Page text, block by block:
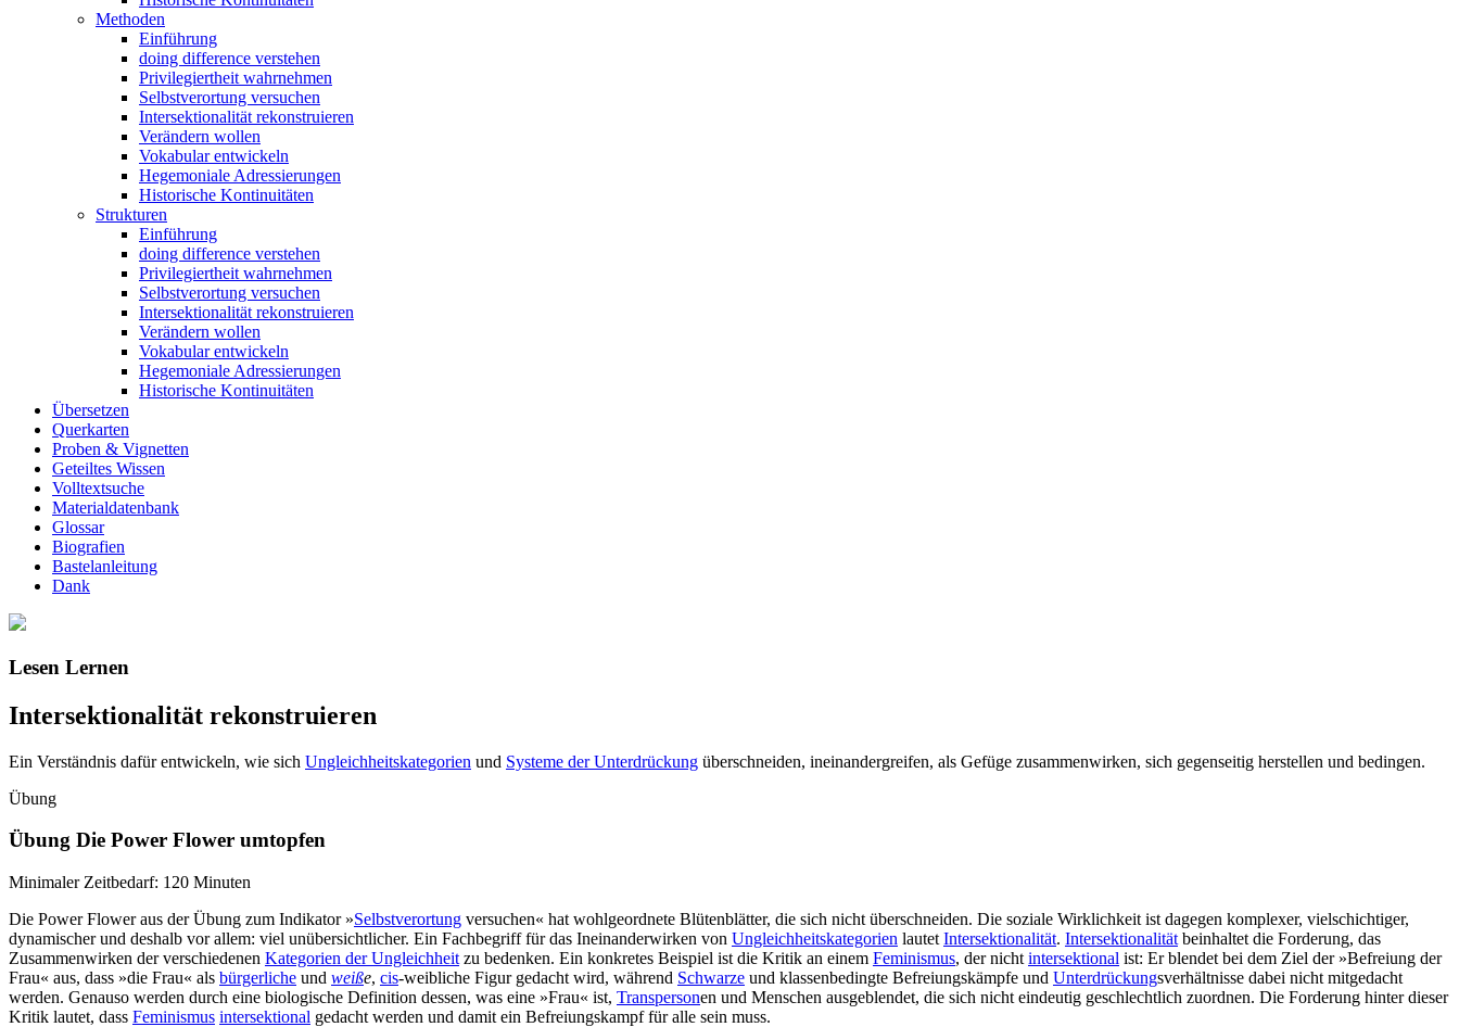
Methoden
Einführung
doing difference verstehen
Privilegiertheit wahrnehmen
Selbstverortung versuchen
Intersektionalität rekonstruieren
Verändern wollen
Vokabular entwickeln
Hegemoniale Adressierungen
Historische Kontinuitäten
Strukturen
Einführung
doing difference verstehen
Privilegiertheit wahrnehmen
Selbstverortung versuchen
Intersektionalität rekonstruieren
Verändern wollen
Vokabular entwickeln
Hegemoniale Adressierungen
Historische Kontinuitäten
Übersetzen
Querkarten
Proben & Vignetten
Geteiltes Wissen
Volltextsuche
Materialdatenbank
Glossar
Biografien
Bastelanleitung
Dank
Lesen Lernen
Intersektionalität rekonstruieren
Ein Verständnis dafür entwickeln, wie sich Ungleichheitskategorien und Systeme der Unterdrückung überschneiden, ineinandergreifen, als Gefüge zusammenwirken, sich gegenseitig herstellen und bedingen.
Übung
Übung Die Power Flower umtopfen
Minimaler Zeitbedarf: 120 Minuten
Die Power Flower aus der Übung zum Indikator »Selbstverortung versuchen« hat wohlgeordnete Blütenblätter, die sich nicht überschneiden. Die soziale Wirklichkeit ist dagegen komplexer, vielschichtiger,
dynamischer und deshalb vor allem: viel unübersichtlicher. Ein Fachbegriff für das Ineinanderwirken von Ungleichheitskategorien lautet Intersektionalität. Intersektionalität beinhaltet die Forderung, das
Zusammenwirken der verschiedenen Kategorien der Ungleichheit zu bedenken. Ein konkretes Beispiel ist die Kritik an einem Feminismus, der nicht intersektional ist: Er blendet bei dem Ziel der »Befreiung der
Frau« aus, dass »die Frau« als bürgerliche und weiße, cis-weibliche Figur gedacht wird, während Schwarze und klassenbedingte Befreiungskämpfe und Unterdrückungsverhältnisse dabei nicht mitgedacht
werden. Genauso werden durch eine biologische Definition dessen, was eine »Frau« ist, Transpersonen und Menschen ausgeblendet, die sich nicht eindeutig geschlechtlich zuordnen. Die Forderung hinter dieser
Kritik lautet, dass Feminismus intersektional gedacht werden und damit ein Befreiungskampf für alle sein muss.